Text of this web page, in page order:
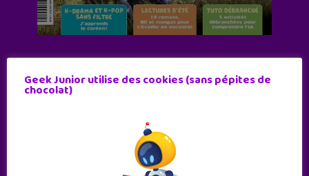
11 numéros par an
JE M'ABONNE !
Geek Junior utilise des cookies (sans pépites de
chocolat)